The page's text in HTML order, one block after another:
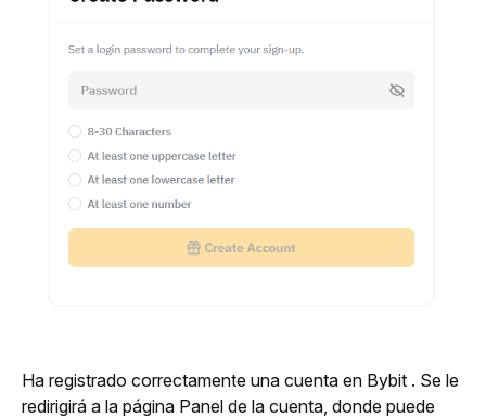
Ha registrado correctamente una cuenta en Bybit . Se le
redirigirá a la página Panel de la cuenta, donde puede